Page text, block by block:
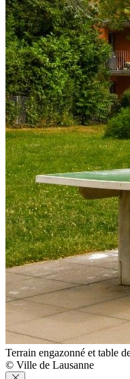
Terrain engazonné et table
© Ville de Lausanne